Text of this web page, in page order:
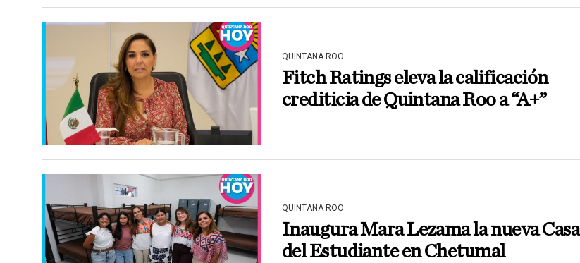
QUINTANA ROO
Fitch Ratings eleva la calificación
crediticia de Quintana Roo a “A+”
QUINTANA ROO
Inaugura Mara Lezama la nueva Casa
del Estudiante en Chetumal